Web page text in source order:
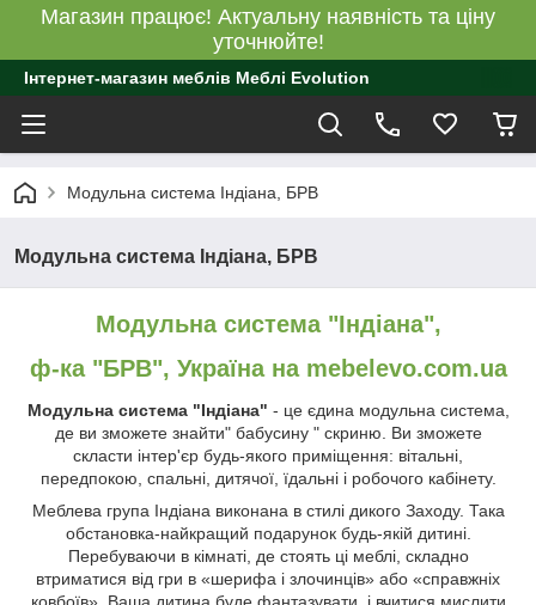
Магазин працює! Актуальну наявність та ціну
уточнюйте!
Інтернет-магазин меблів Меблі Evolution
Модульна система Індіана, БРВ
Модульна система Індіана, БРВ
Модульна система "Індіана",
ф-ка "БРВ", Україна на mebelevo.com.ua
Модульна система "Індіана" - це єдина модульна система,
де ви зможете знайти" бабусину " скриню. Ви зможете
скласти інтер'єр будь-якого приміщення: вітальні,
передпокою, спальні, дитячої, їдальні і робочого кабінету.
Меблева група Індіана виконана в стилі дикого Заходу. Така
обстановка-найкращий подарунок будь-якій дитині.
Перебуваючи в кімнаті, де стоять ці меблі, складно
втриматися від гри в «шерифа і злочинців» або «справжніх